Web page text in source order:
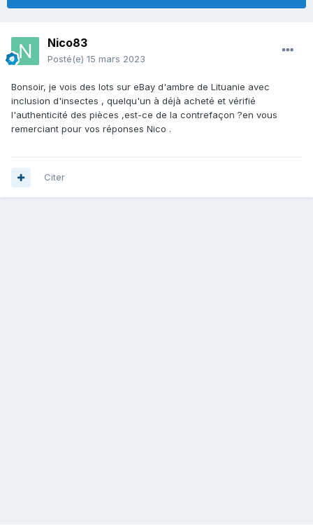
Nico83
Posté(e) 15 mars 2023
Bonsoir, je vois des lots sur eBay d'ambre de Lituanie avec
inclusion d'insectes , quelqu'un à déjà acheté et vérifié
l'authenticité des pièces ,est-ce de la contrefaçon ?en vous
remerciant pour vos réponses Nico .
Citer